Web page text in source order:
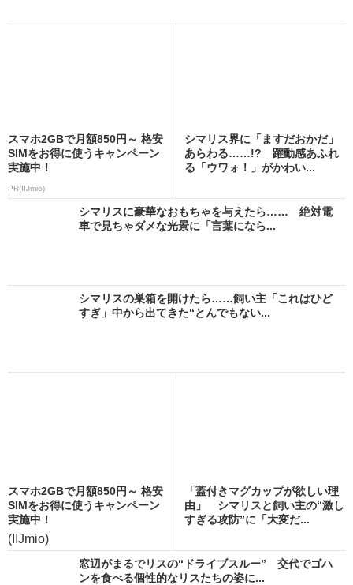
スマホ2GBで月額850円～ 格安
SIMをお得に使うキャンペーン
実施中！
PR(IIJmio)
シマリス界に「ますだおかだ」
あらわる……!? 躍動感あふれ
る「ウワォ！」がかわい...
シマリスに豪華なおもちゃを与えたら…… 絶対電
車で見ちゃダメな光景に「言葉になら...
シマリスの巣箱を開けたら……飼い主「これはひど
すぎ」中から出てきた“とんでもない...
スマホ2GBで月額850円～ 格安
SIMをお得に使うキャンペーン
実施中！
(IIJmio)
「蓋付きマグカップが欲しい理
由」 シマリスと飼い主の“激し
すぎる攻防”に「大変だ...
窓辺がまるでリスの“ドライブスルー” 交代でゴハ
ンを食べる個性的なリスたちの姿に...